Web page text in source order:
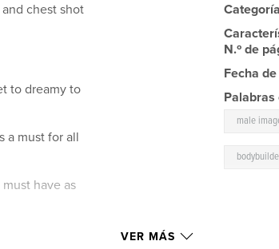
chest shot
to dreamy to
a must for all
have as
N.º de
Fecha
Palabras
male
VER MÁS